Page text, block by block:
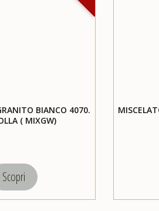
BIANCO 4070.
( MIXGW)
Scopri